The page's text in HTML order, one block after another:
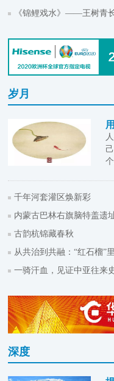
《锦鲤戏水》——王树青
岁月
个
千年河套灌区焕新彩
内蒙古巴林右旗脑特盖遗
古韵杭锦藏春秋
从共治到共融：“红石榴”
一骑汗血，见证中亚往来
深度